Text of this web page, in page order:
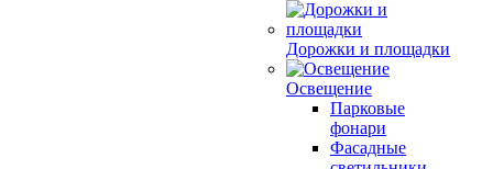
Дорожки и площадки
Освещение
Парковые
фонари
Фасадные